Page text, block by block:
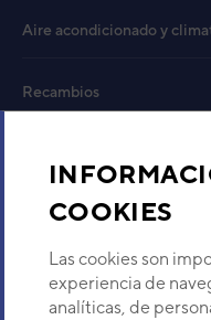
COOKIES
Las cookies son
experiencia de
analíticas, de
Aire acondicionado y
Recambios
Descubre Eurofred
Dónde Estamos